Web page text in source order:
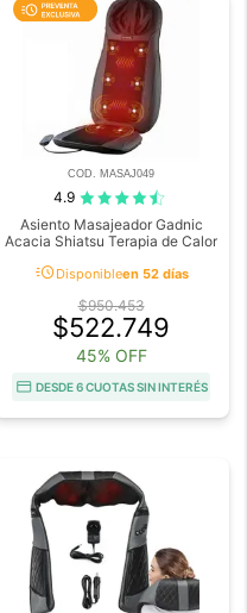
COD. MASAJ049
4.9
Asiento Masajeador Gadnic
Acacia Shiatsu Terapia de Calor
acuteDisponibleen 52 días
$950.453
$522.749
45% OFF
DESDE 6 CUOTAS SIN INTERÉS